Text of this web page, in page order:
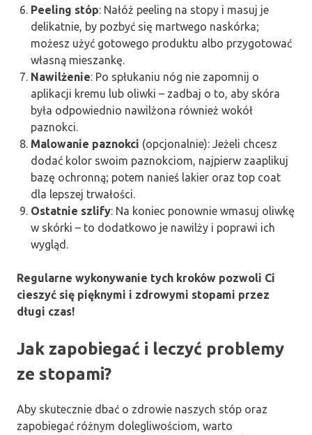
Peeling stóp: Nałóż peeling na stopy i masuj je
delikatnie, by pozbyć się martwego naskórka;
możesz użyć gotowego produktu albo przygotować
własną mieszankę.
Nawilżenie: Po spłukaniu nóg nie zapomnij o
aplikacji kremu lub oliwki – zadbaj o to, aby skóra
była odpowiednio nawilżona również wokół
paznokci.
Malowanie paznokci (opcjonalnie): Jeżeli chcesz
dodać kolor swoim paznokciom, najpierw zaaplikuj
bazę ochronną; potem nanieś lakier oraz top coat
dla lepszej trwałości.
Ostatnie szlify: Na koniec ponownie wmasuj oliwkę
w skórki – to dodatkowo je nawilży i poprawi ich
wygląd.
Regularne wykonywanie tych kroków pozwoli Ci
cieszyć się pięknymi i zdrowymi stopami przez
długi czas!
Jak zapobiegać i leczyć problemy
ze stopami?
Aby skutecznie dbać o zdrowie naszych stóp oraz
zapobiegać różnym dolegliwościom, warto